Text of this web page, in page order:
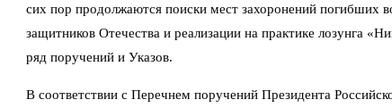
сих пор продолжаются поиски мест захоронений погибших
защитников Отечества и реализации на практике лозунга
ряд поручений и Указов.
В соответствии с Перечнем поручений Президента